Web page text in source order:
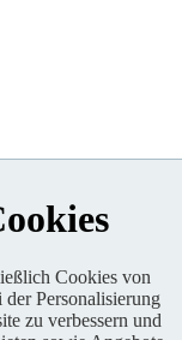
Cookies von
Personalisierung
zu verbessern und